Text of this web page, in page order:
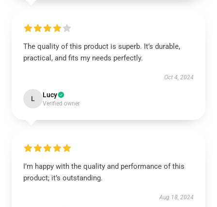
The quality of this product is superb. It’s durable,
practical, and fits my needs perfectly.
Oct 4, 2024
L Lucy
Verified owner
I’m happy with the quality and performance of this
product; it’s outstanding.
Aug 18, 2024